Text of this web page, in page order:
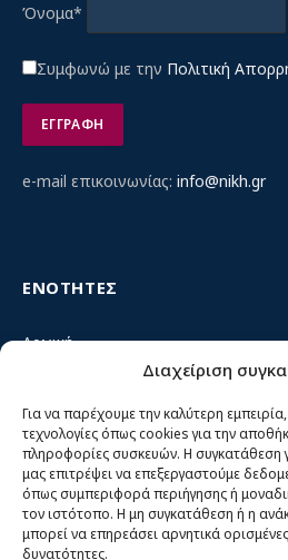
Διαχείριση
Για να παρέχουμε την καλύτερη
τεχνολογίες όπως cookies για την
πληροφορίες συσκευών. Η συγκατάθεση
μας επιτρέψει να επεξεργαστούμε
όπως συμπεριφορά περιήγησης ή
τον ιστότοπο. Η μη συγκατάθεση ή η
μπορεί να επηρεάσει αρνητικά ορισμένες
δυνατότητες.
Όνομα*
Συμφωνώ με την Πολιτική
e-mail επικοινωνίας: info@nikh.gr
ΕΝΟΤΗΤΕΣ
Αρχική
Κίνημα ΝΙΚΗ – Ποιοι είμαστε,
Θέσεις
Πρόσωπα
Όργανα και ομάδες
Βίντεο